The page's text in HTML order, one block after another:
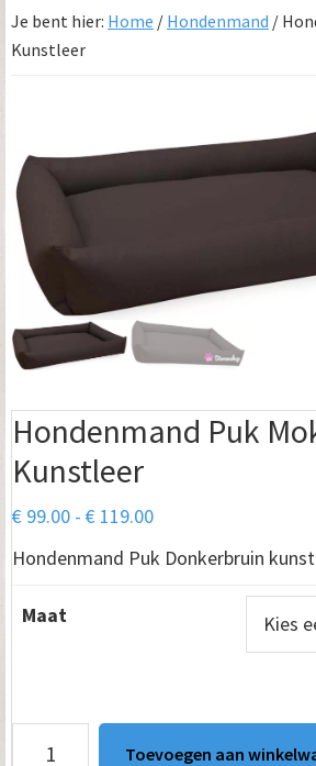
Je bent hier: Home / Hondenmand /
Kunstleer
Hondenmand Puk
Kunstleer
€ 99.00 - € 119.00Prijsklasse:
€ 99.00
Hondenmand Puk Donkerbruin
Maat
Toevoegen aan